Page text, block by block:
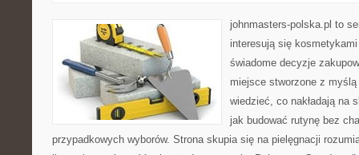
johnmasters-polska.pl to
interesują się
świadome decyzje
miejsce stworzone z
wiedzieć, co nakładają na
jak budować rutynę bez
przypadkowych wyborów. Strona skupia się na pielęgnacji